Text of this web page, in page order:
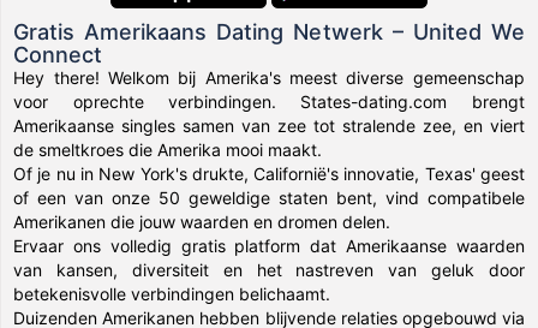
Gratis Amerikaans Dating Netwerk – United We
Connect
Hey there! Welkom bij Amerika's meest diverse gemeenschap
voor oprechte verbindingen. States-dating.com brengt
Amerikaanse singles samen van zee tot stralende zee, en viert
de smeltkroes die Amerika mooi maakt.
Of je nu in New York's drukte, Californië's innovatie, Texas' geest
of een van onze 50 geweldige staten bent, vind compatibele
Amerikanen die jouw waarden en dromen delen.
Ervaar ons volledig gratis platform dat Amerikaanse waarden
van kansen, diversiteit en het nastreven van geluk door
betekenisvolle verbindingen belichaamt.
Duizenden Amerikanen hebben blijvende relaties opgebouwd via